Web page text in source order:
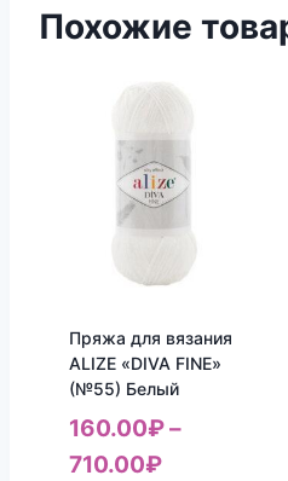
Похожие
Пряжа для вязания
ALIZE «DIVA FINE»
(№55) Белый
160.00₽–
710.00₽